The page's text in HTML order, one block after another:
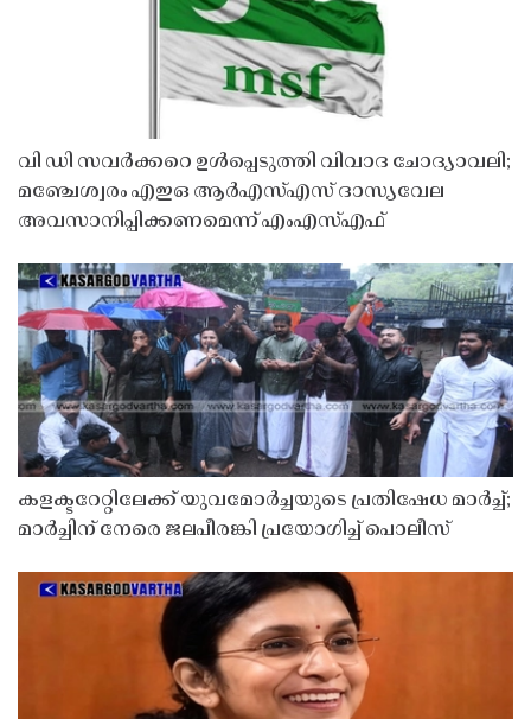
വി ഡി സവർക്കറെ ഉൾപ്പെടുത്തി വിവാദ ചോദ്യാവലി;
മഞ്ചേശ്വരം എഇഒ ആർഎസ്എസ് ദാസ്യവേല
അവസാനിപ്പിക്കണമെന്ന് എംഎസ്എഫ്
കളക്ടറേറ്റിലേക്ക് യുവമോർച്ചയുടെ പ്രതിഷേധ മാർച്ച്;
മാർച്ചിന് നേരെ ജലപീരങ്കി പ്രയോഗിച്ച് പൊലീസ്